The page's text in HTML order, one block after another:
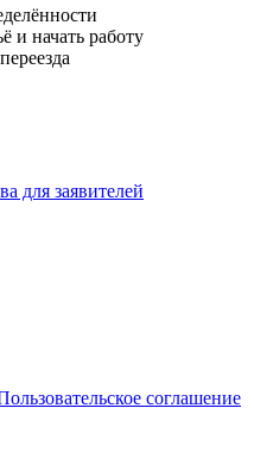
и начать работу
для заявителей
соглашение